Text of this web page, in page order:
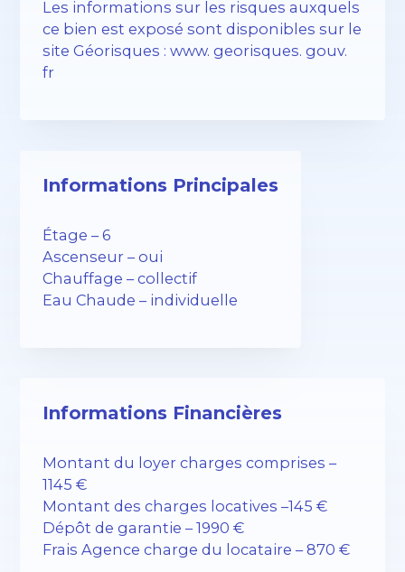
Les informations sur les risques auxquels
ce bien est exposé sont disponibles sur le
site Géorisques : www. georisques. gouv.
fr
Informations Principales
Étage – 6
Ascenseur – oui
Chauffage – collectif
Eau Chaude – individuelle
Informations Financières
Montant du loyer charges comprises –
1145 €
Montant des charges locatives –145 €
Dépôt de garantie – 1990 €
Frais Agence charge du locataire – 870 €